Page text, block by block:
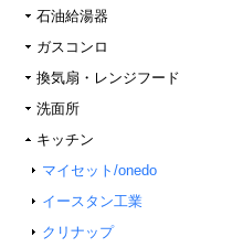
石油給湯器
ガスコンロ
換気扇・レンジフード
洗面所
キッチン
マイセット/onedo
イースタン工業
クリナップ